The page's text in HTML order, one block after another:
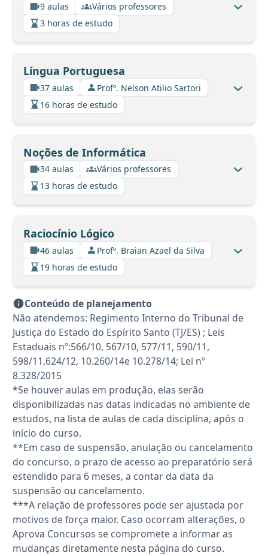
9 aulas
Vários professores
3 horas de estudo
Língua Portuguesa
37 aulas
Profº. Nelson Atilio Sartori
16 horas de estudo
Noções de Informática
34 aulas
Vários professores
13 horas de estudo
Raciocínio Lógico
46 aulas
Profº. Braian Azael da Silva
19 horas de estudo
Conteúdo de planejamento
Não atendemos: Regimento Interno do Tribunal de
Justiça do Estado do Espírito Santo (TJ/ES) ; Leis
Estaduais nº:566/10, 567/10, 577/11, 590/11,
598/11,624/12, 10.260/14e 10.278/14; Lei nº
8.328/2015
*Se houver aulas em produção, elas serão
disponibilizadas nas datas indicadas no ambiente de
estudos, na lista de aulas de cada disciplina, após o
início do curso.
**Em caso de suspensão, anulação ou cancelamento
do concurso, o prazo de acesso ao preparatório será
estendido para 6 meses, a contar da data da
suspensão ou cancelamento.
***A relação de professores pode ser ajustada por
motivos de força maior. Caso ocorram alterações, o
Aprova Concursos se compromete a informar as
mudanças diretamente nesta página do curso.